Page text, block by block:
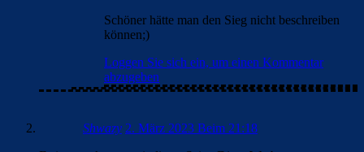
Schöner hätte man den Sieg nicht beschreiben
können;)
Loggen Sie sich ein, um einen Kommentar
abzugeben
Shwazy 2. März 2023 Beim 21:18